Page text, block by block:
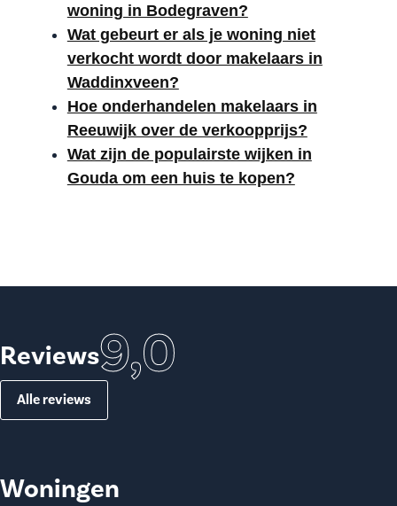
woning in Bodegraven?
Wat gebeurt er als je woning niet
verkocht wordt door makelaars in
Waddinxveen?
Hoe onderhandelen makelaars in
Reeuwijk over de verkoopprijs?
Wat zijn de populairste wijken in
Gouda om een huis te kopen?
Reviews9,0
Alle reviews
Woningen